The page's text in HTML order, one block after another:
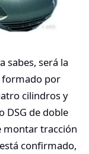
sabes, será la
formado por
cilindros y
DSG de doble
montar tracción
confirmado,